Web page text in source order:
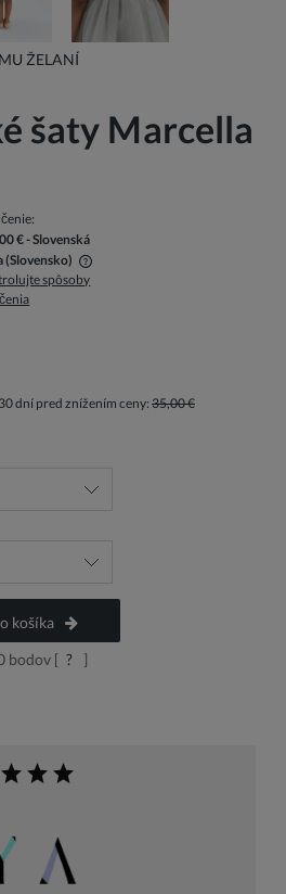
ŽELANÍ
šaty Marcella
€- Slovenská
(Slovensko)
náklady na platbu
spôsoby
dní pred znížením ceny: 35,00 €
košíka
bodov [ ?
]